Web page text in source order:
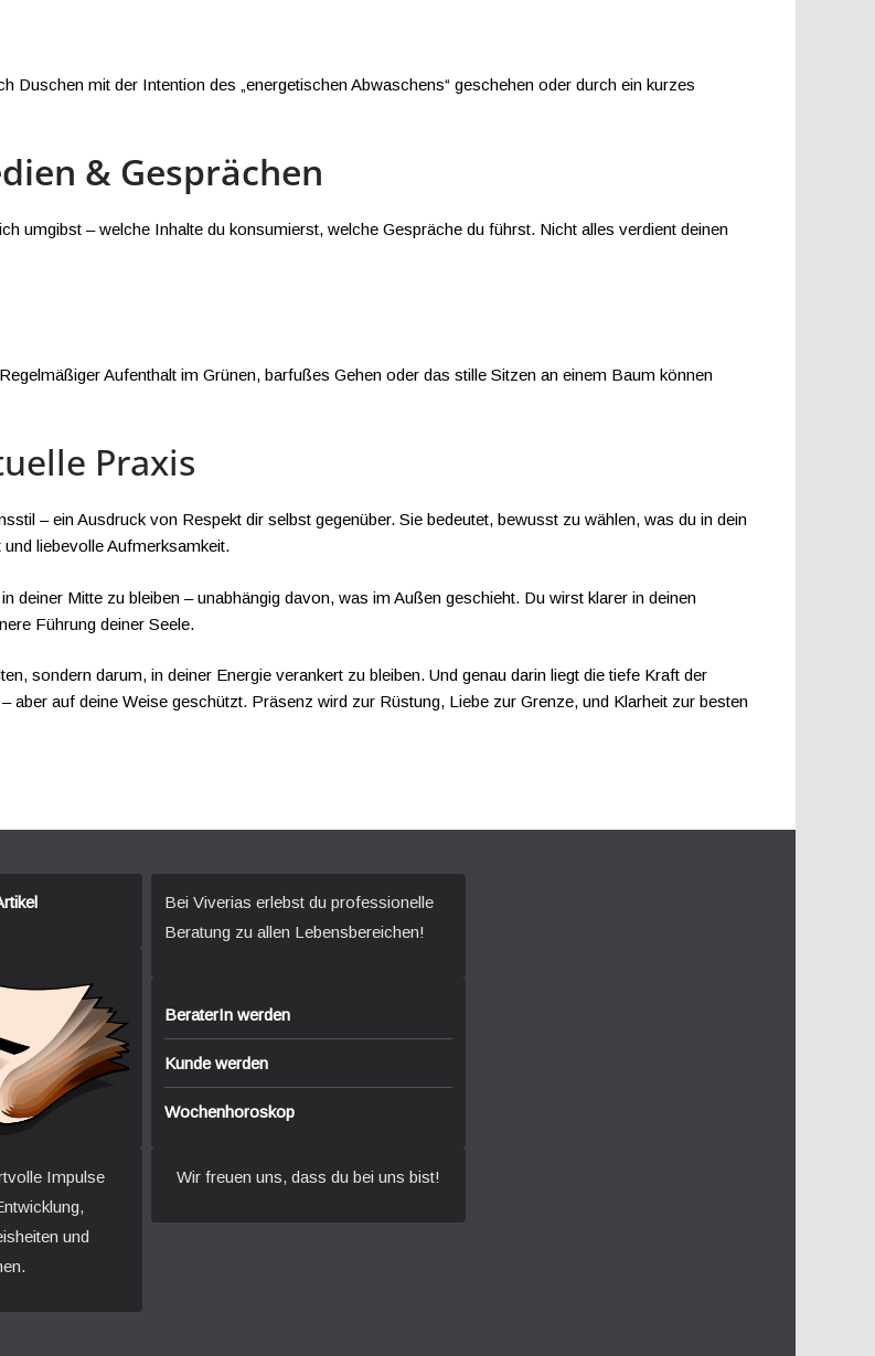
Duschen mit der Intention des „energetischen Abwaschens“ geschehen oder durch ein kurzes
& Gesprächen
umgibst – welche Inhalte du konsumierst, welche Gespräche du führst. Nicht alles verdient deinen
Aufenthalt im Grünen, barfußes Gehen oder das stille Sitzen an einem Baum können
Praxis
– ein Ausdruck von Respekt dir selbst gegenüber. Sie bedeutet, bewusst zu wählen, was du in dein
liebevolle Aufmerksamkeit.
deiner Mitte zu bleiben – unabhängig davon, was im Außen geschieht. Du wirst klarer in deinen
Führung deiner Seele.
sondern darum, in deiner Energie verankert zu bleiben. Und genau darin liegt die tiefe Kraft der
aber auf deine Weise geschützt. Präsenz wird zur Rüstung, Liebe zur Grenze, und Klarheit zur besten
Impulse
und
Bei Viverias erlebst du professionelle
Beratung zu allen Lebensbereichen!
BeraterIn werden
Kunde werden
Wochenhoroskop
Wir freuen uns, dass du bei uns bist!